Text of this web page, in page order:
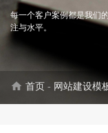
每一个客户案例都是我们
注与水平。
home 首页 - 网站建设模